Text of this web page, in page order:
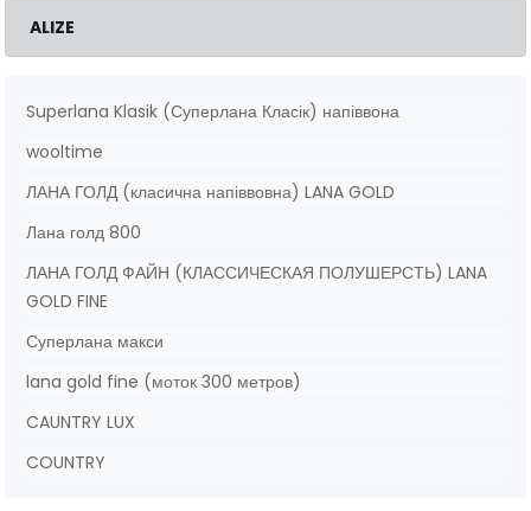
ALIZE
Superlana Klasik (Суперлана Класік) напіввона
wooltime
ЛАНА ГОЛД (класична напіввовна) LANA GOLD
Лана голд 800
ЛАНА ГОЛД ФАЙН (КЛАССИЧЕСКАЯ ПОЛУШЕРСТЬ) LANA
GOLD FINE
Суперлана макси
lana gold fine (моток 300 метров)
CAUNTRY LUX
COUNTRY